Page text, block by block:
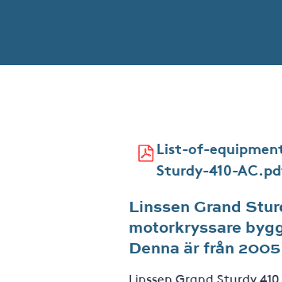
List-of-
Sturdy-410-
Linssen Grand
motorkryssare
Denna är från
Linssen Grand Sturdy